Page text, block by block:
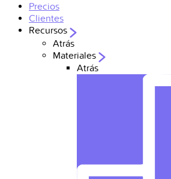
Precios
Clientes
Recursos
Atrás
Materiales
Atrás